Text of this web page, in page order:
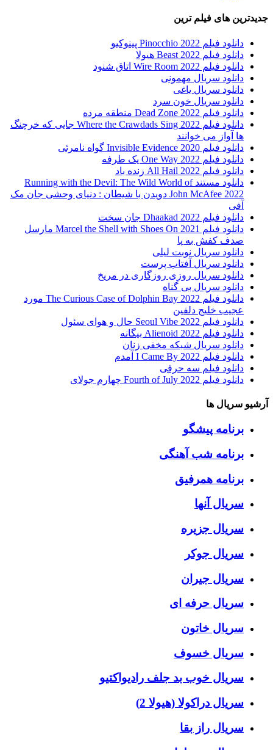
جدیدترین های فیلم ترین
دانلود فیلم Pinocchio 2022 پینوکیو
دانلود فیلم Beast 2022 هیولا
دانلود فیلم Wire Room 2022 اتاق شنود
دانلود سریال مهمونی
دانلود سریال یاغی
دانلود سریال خون سرد
دانلود فیلم 2022 Dead Zone منطقه مرده
دانلود فیلم Where the Crawdads Sing 2022 جایی که خرچنگ
ها آواز می خوانند
دانلود فیلم 2020 Invisible Evidence گواه نامرئی
دانلود فیلم One Way 2022 یک طرفه
دانلود فیلم All Hail 2022 زنده باد
دانلود مستند Running with the Devil: The Wild World of
John McAfee 2022 دویدن با شیطان : دنیای وحشی جان مک
آفی
دانلود فیلم Dhaakad 2022 جان سخت
دانلود فیلم Marcel the Shell with Shoes On 2021 مارسل
صدف کفش به پا
دانلود سریال نوبت لیلی
دانلود سریال آفتاب پرست
دانلود سریال روزی روزگاری در مریخ
دانلود سریال بی گناه
دانلود فیلم The Curious Case of Dolphin Bay 2022 مورد
عجیب خلیج دلفین
دانلود فیلم Seoul Vibe 2022 حال و هوای سئول
دانلود فیلم Alienoid 2022 بیگانه
دانلود سریال شبکه مخفی زنان
دانلود فیلم I Came By 2022 آمدم
دانلود فیلم سه حرفی
دانلود فیلم Fourth of July 2022 چهارم جولای
آرشیو سریال ها
برنامه پیشگو
برنامه شب آهنگی
برنامه همرفیق
سریال آنها
سریال جزیره
سریال جوکر
سریال جیران
سریال حرفه ای
سریال خاتون
سریال خسوف
سریال خوب بد جلف رادیواکتیو
سریال دراکولا (هیولا 2)
سریال راز بقا